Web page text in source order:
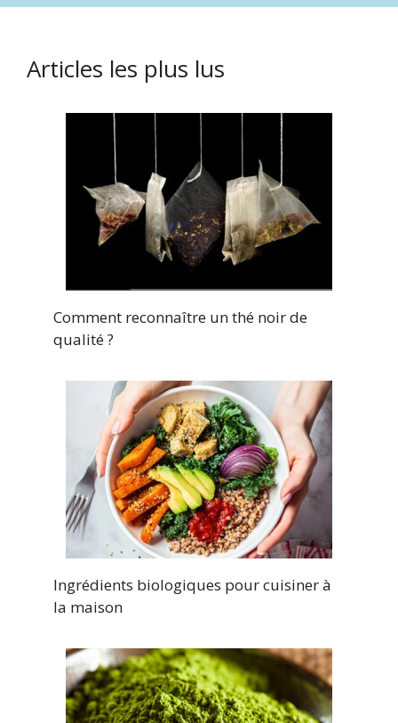
Articles les plus lus
Comment reconnaître un thé noir de
qualité ?
Ingrédients biologiques pour cuisiner à
la maison